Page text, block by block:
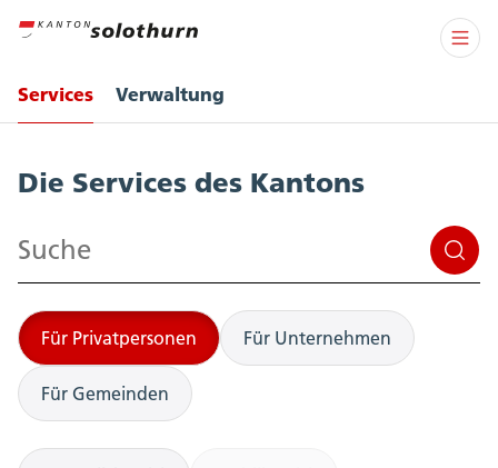
Services Verwaltung
Die Services des Kantons
Suchen
Für Privatpersonen Für Unternehmen
Für Gemeinden